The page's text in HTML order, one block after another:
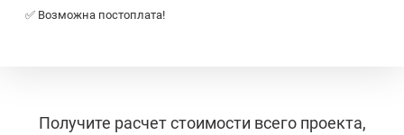
✅ Возможна постоплата!
Получите расчет стоимости всего проекта,